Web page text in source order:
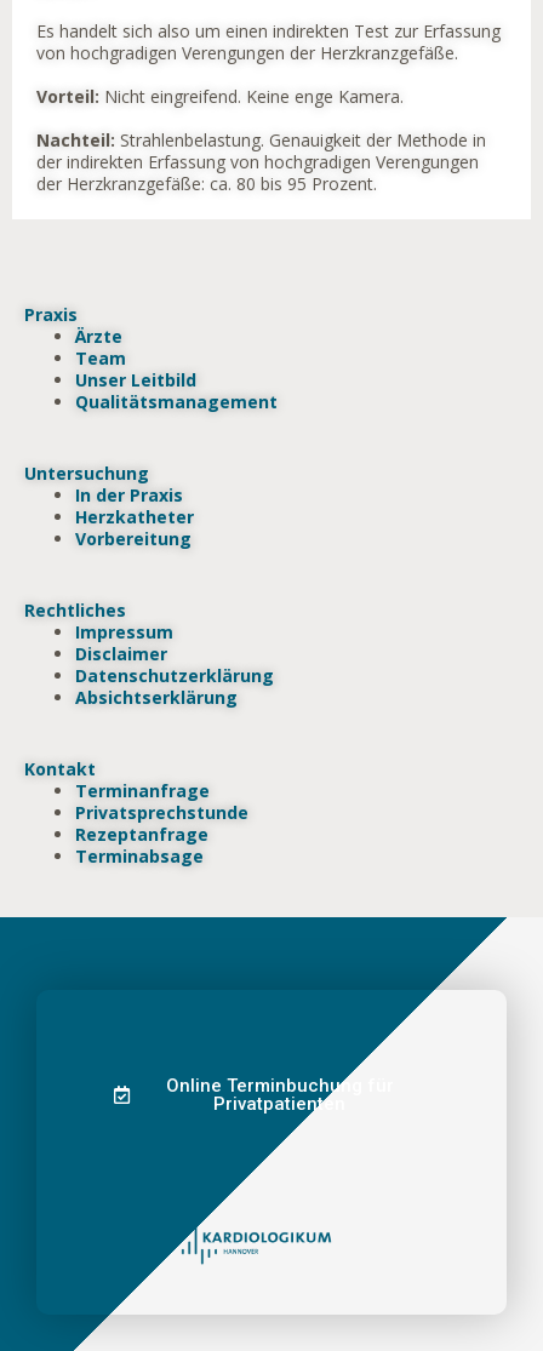
Es handelt sich also um einen indirekten Test zur Erfassung
von hochgradigen Verengungen der Herzkranzgefäße.
Vorteil: Nicht eingreifend. Keine enge Kamera.
Nachteil: Strahlenbelastung. Genauigkeit der Methode in
der indirekten Erfassung von hochgradigen Verengungen
der Herzkranzgefäße: ca. 80 bis 95 Prozent.
Praxis
Ärzte
Team
Unser Leitbild
Qualitätsmanagement
Untersuchung
In der Praxis
Herzkatheter
Vorbereitung
Rechtliches
Impressum
Disclaimer
Datenschutzerklärung
Absichtserklärung
Kontakt
Terminanfrage
Privatsprechstunde
Rezeptanfrage
Terminabsage
Online Terminbuchung für
Privatpatienten